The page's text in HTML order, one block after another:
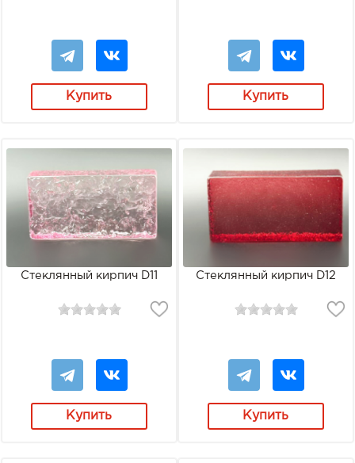
Купить Купить
Стеклянный кирпич D11
Купить
Стеклянный кирпич D12
Купить